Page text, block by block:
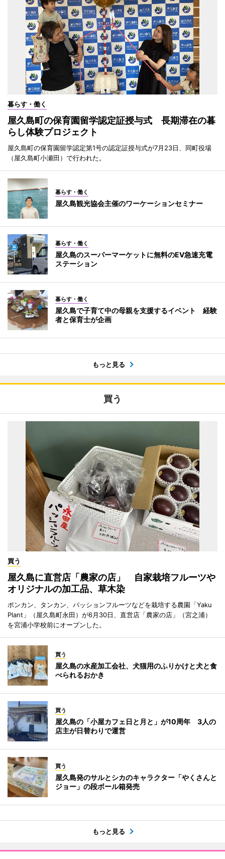
暮らす・働く
屋久島町の保育園留学認定証授与式 長期滞在の暮
らし体験プロジェクト
屋久島町の保育園留学認定第1号の認定証授与式が7月23日、同町役場
（屋久島町小瀬田）で行われた。
暮らす・働く
屋久島観光協会主催のワーケーションセミナー
暮らす・働く
屋久島のスーパーマーケットに無料のEV急速充電
ステーション
暮らす・働く
屋久島で子育て中の母親を支援するイベント 経験
者と保育士が企画
もっと見る
買う
買う
屋久島に直営店「農家の店」 自家栽培フルーツや
オリジナルの加工品、草木染
ポンカン、タンカン、パッションフルーツなどを栽培する農園「Yaku
Plant」（屋久島町永田）が6月30日、直営店「農家の店」（宮之浦）
を宮浦小学校前にオープンした。
買う
屋久島の水産加工会社、犬猫用のふりかけと犬と食
べられるおかき
買う
屋久島の「小屋カフェ日と月と」が10周年 3人の
店主が日替わりで運営
買う
屋久島発のサルとシカのキャラクター「やくさんと
ジョー」の段ボール箱発売
もっと見る